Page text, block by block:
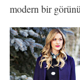
modern bir